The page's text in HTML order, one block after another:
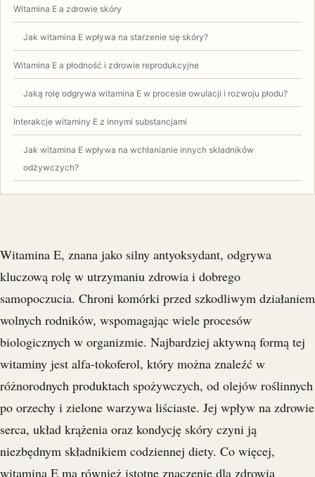
Witamina E a zdrowie skóry
Jak witamina E wpływa na starzenie się skóry?
Witamina E a płodność i zdrowie reprodukcyjne
Jaką rolę odgrywa witamina E w procesie owulacji i rozwoju płodu?
Interakcje witaminy E z innymi substancjami
Jak witamina E wpływa na wchłanianie innych składników
odżywczych?
Witamina E, znana jako silny antyoksydant, odgrywa
kluczową rolę w utrzymaniu zdrowia i dobrego
samopoczucia. Chroni komórki przed szkodliwym działaniem
wolnych rodników, wspomagając wiele procesów
biologicznych w organizmie. Najbardziej aktywną formą tej
witaminy jest alfa-tokoferol, który można znaleźć w
różnorodnych produktach spożywczych, od olejów roślinnych
po orzechy i zielone warzywa liściaste. Jej wpływ na zdrowie
serca, układ krążenia oraz kondycję skóry czyni ją
niezbędnym składnikiem codziennej diety. Co więcej,
witamina E ma również istotne znaczenie dla zdrowia